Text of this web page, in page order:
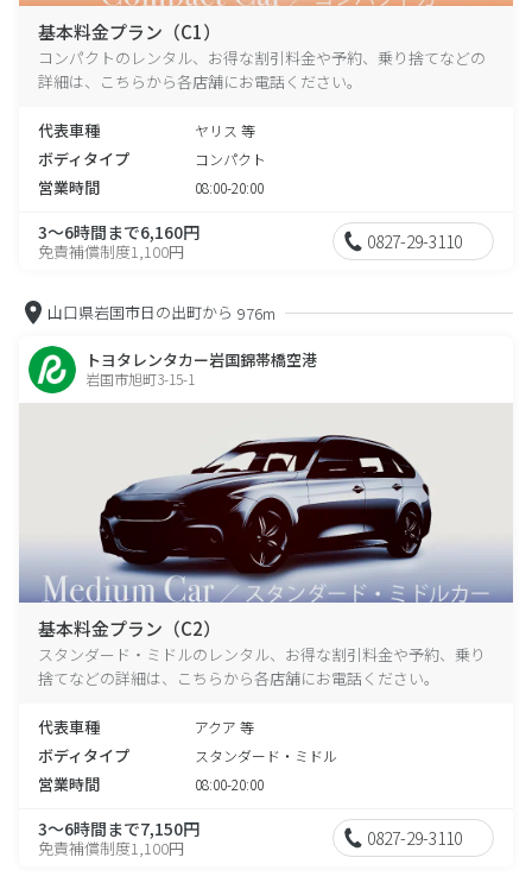
基本料金プラン（C1）
コンパクトのレンタル、お得な割引料金や予約、乗り捨てなどの
詳細は、こちらから各店舗にお電話ください。
代表車種 ヤリス 等
ボディタイプ コンパクト
営業時間 08:00-20:00
3～6時間まで6,160円
免責補償制度1,100円 0827-29-3110
山口県岩国市日の出町から 976m
トヨタレンタカー岩国錦帯橋空港
岩国市旭町3-15-1
基本料金プラン（C2）
スタンダード・ミドルのレンタル、お得な割引料金や予約、乗り
捨てなどの詳細は、こちらから各店舗にお電話ください。
代表車種 アクア 等
ボディタイプ スタンダード・ミドル
営業時間 08:00-20:00
3～6時間まで7,150円
免責補償制度1,100円 0827-29-3110